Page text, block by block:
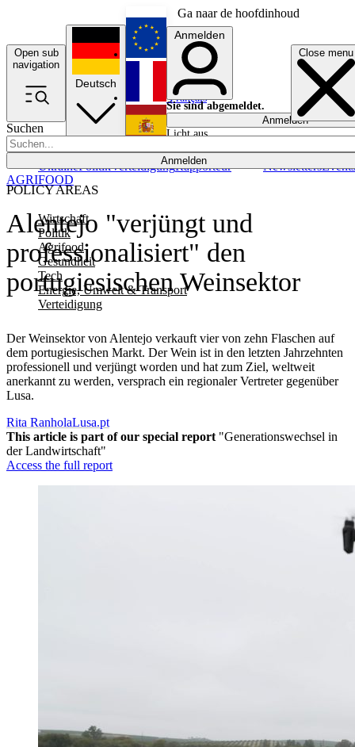
Ga naar de hoofdinhoud
Open sub
navigation
Close menu
Suchen
Anmelden
POLICY AREAS
Wirtschaft
Politik
Agrifood
Gesundheit
Tech
Energie, Umwelt & Transport
Verteidigung
UkrainePolitikVerteidigungRapporteur NewslettersEvents
Deutsch
English
Français
Anmelden
Sie sind abgemeldet.
Anmelden
Licht aus
Alentejo "verjüngt und
professionalisiert" den
portugiesischen Weinsektor
Der Weinsektor von Alentejo verkauft vier von zehn Flaschen auf
dem portugiesischen Markt. Der Wein ist in den letzten Jahrzehnten
professionell und verjüngt worden und hat zum Ziel, weltweit
anerkannt zu werden, versprach ein regionaler Vertreter gegenüber
Lusa.
AGRIFOOD
Rita RanholaLusa.pt
This article is part of our special report "Generationswechsel in
der Landwirtschaft"
Access the full report